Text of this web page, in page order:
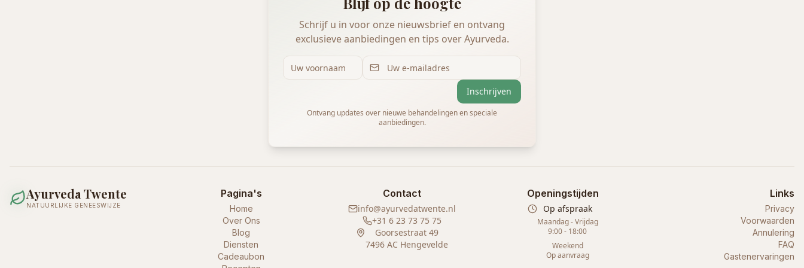
Schrijf u in voor onze nieuwsbrief en ontvang
exclusieve aanbiedingen en tips over Ayurveda.
Inschrijven
Ontvang updates over nieuwe behandelingen en speciale
aanbiedingen.
Ayurveda Twente
NATUURLIJKE GENEESWIJZE
Pagina's
Home
Over Ons
Blog
Diensten
Cadeaubon
Contact
info@ayurvedatwente.nl
+31 6 23 73 75 75
Goorsestraat 49
7496 AC Hengevelde
Openingstijden
Op afspraak
Maandag - Vrijdag
9:00 - 18:00
Weekend
Op aanvraag
Links
Privacy
Voorwaarden
Annulering
FAQ
Gastenervaringen